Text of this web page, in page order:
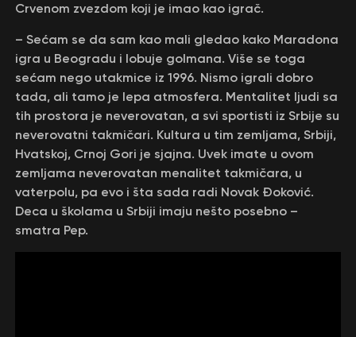
Crvenom zvezdom koji je imao kao igrač.
– Sećam se da sam kao mali gledao kako Maradona
igra u Beogradu i lobuje golmana. Više se toga
sećam nego utakmice iz 1996. Nismo igrali dobro
tada, ali tamo je lepa atmosfera. Mentalitet ljudi sa
tih prostora je neverovatan, a svi sportisti iz Srbije su
neverovatni takmičari. Kultura u tim zemljama, Srbiji,
Hvatskoj, Crnoj Gori je sjajna. Uvek imate u ovom
zemljama neverovatan menalitet takmičara, u
vaterpolu, pa evo i šta sada radi Novak Đoković.
Deca u školama u Srbiji imaju nešto posebno –
smatra Pep.